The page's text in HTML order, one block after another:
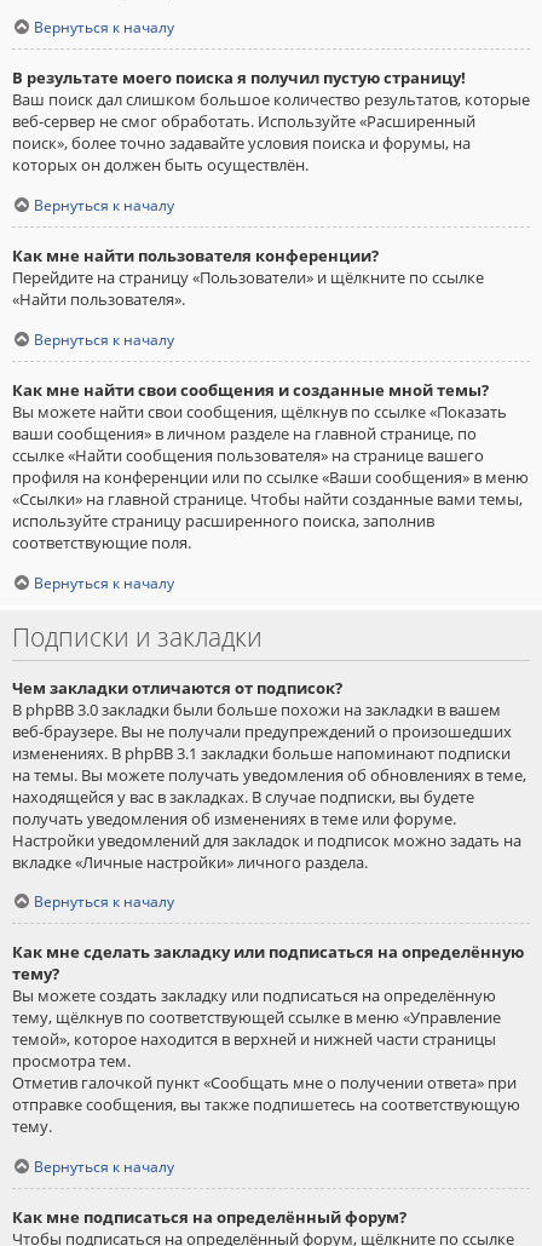
Вернуться к началу
В результате моего поиска я получил пустую страницу!
Ваш поиск дал слишком большое количество результатов, которые
веб-сервер не смог обработать. Используйте «Расширенный
поиск», более точно задавайте условия поиска и форумы, на
которых он должен быть осуществлён.
Вернуться к началу
Как мне найти пользователя конференции?
Перейдите на страницу «Пользователи» и щёлкните по ссылке
«Найти пользователя».
Вернуться к началу
Как мне найти свои сообщения и созданные мной темы?
Вы можете найти свои сообщения, щёлкнув по ссылке «Показать
ваши сообщения» в личном разделе на главной странице, по
ссылке «Найти сообщения пользователя» на странице вашего
профиля на конференции или по ссылке «Ваши сообщения» в меню
«Ссылки» на главной странице. Чтобы найти созданные вами темы,
используйте страницу расширенного поиска, заполнив
соответствующие поля.
Вернуться к началу
Подписки и закладки
Чем закладки отличаются от подписок?
В phpBB 3.0 закладки были больше похожи на закладки в вашем
веб-браузере. Вы не получали предупреждений о произошедших
изменениях. В phpBB 3.1 закладки больше напоминают подписки
на темы. Вы можете получать уведомления об обновлениях в теме,
находящейся у вас в закладках. В случае подписки, вы будете
получать уведомления об изменениях в теме или форуме.
Настройки уведомлений для закладок и подписок можно задать на
вкладке «Личные настройки» личного раздела.
Вернуться к началу
Как мне сделать закладку или подписаться на определённую
тему?
Вы можете создать закладку или подписаться на определённую
тему, щёлкнув по соответствующей ссылке в меню «Управление
темой», которое находится в верхней и нижней части страницы
просмотра тем.
Отметив галочкой пункт «Сообщать мне о получении ответа» при
отправке сообщения, вы также подпишетесь на соответствующую
тему.
Вернуться к началу
Как мне подписаться на определённый форум?
Чтобы подписаться на определённый форум, щёлкните по ссылке